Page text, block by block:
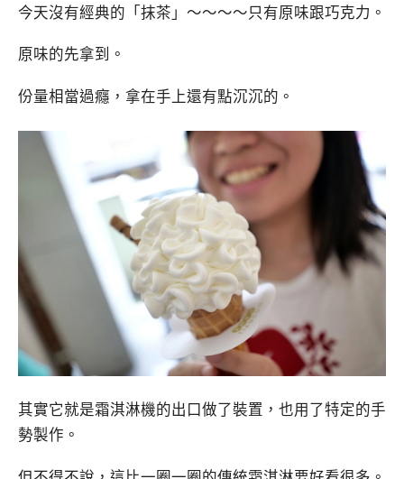
今天沒有經典的「抹茶」～～～～只有原味跟巧克力。
原味的先拿到。
份量相當過癮，拿在手上還有點沉沉的。
其實它就是霜淇淋機的出口做了裝置，也用了特定的手
勢製作。